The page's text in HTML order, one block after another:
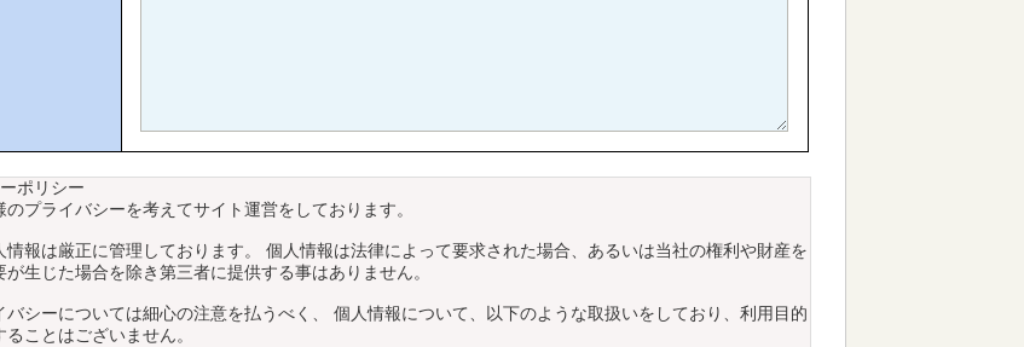
ポリシー
のプライバシーを考えてサイト運営をしております。
情報は厳正に管理しております。 個人情報は法律によって要求された場合、あるいは当社の権利や財産を
が生じた場合を除き第三者に提供する事はありません。
バシーについては細心の注意を払うべく、 個人情報について、以下のような取扱いをしており、利用目的
ることはございません。